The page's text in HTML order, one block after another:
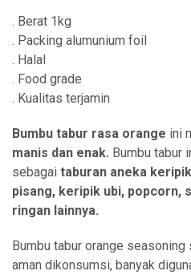
. Berat 1kg
. Packing alumunium foil
. Halal
. Food grade
. Kualitas terjamin
Bumbu tabur rasa orange ini
manis dan enak. Bumbu tabur
sebagai taburan aneka
pisang, keripik ubi, popcorn,
ringan lainnya.
Bumbu tabur orange
aman dikonsumsi, banyak